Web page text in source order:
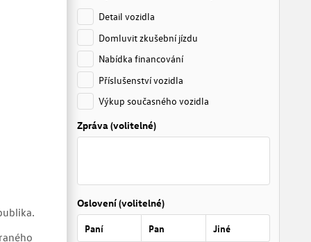
Detail vozidla
Domluvit zkušební jízdu
Nabídka financování
Příslušenství vozidla
Výkup současného vozidla
Zpráva (volitelné)
Oslovení (volitelné)
Paní Pan Jiné